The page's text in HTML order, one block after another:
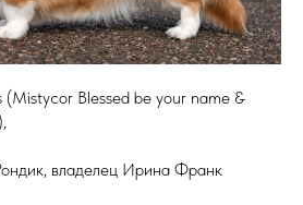
(Mistycor Blessed be your name &
владелец Ирина Франк